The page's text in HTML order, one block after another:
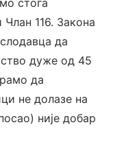
стога
116. Закона
да
дуже од 45
да
не долазе на
није добар